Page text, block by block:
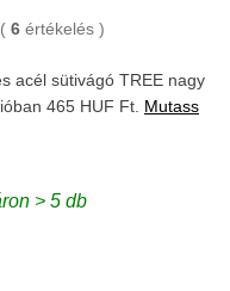
( 6 értékelés )
acél sütivágó TREE nagy
465 HUF Ft. Mutass
> 5 db